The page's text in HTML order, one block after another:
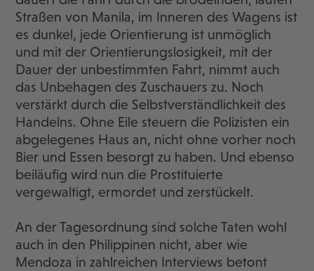
Straßen von Manila, im Inneren des Wagens ist
es dunkel, jede Orientierung ist unmöglich
und mit der Orientierungslosigkeit, mit der
Dauer der unbestimmten Fahrt, nimmt auch
das Unbehagen des Zuschauers zu. Noch
verstärkt durch die Selbstverständlichkeit des
Handelns. Ohne Eile steuern die Polizisten ein
abgelegenes Haus an, nicht ohne vorher noch
Bier und Essen besorgt zu haben. Und ebenso
beiläufig wird nun die Prostituierte
vergewaltigt, ermordet und zerstückelt.
An der Tagesordnung sind solche Taten wohl
auch in den Philippinen nicht, aber wie
Mendoza in zahlreichen Interviews betont